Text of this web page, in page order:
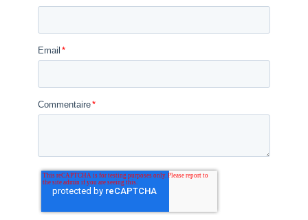
Email *
Commentaire*